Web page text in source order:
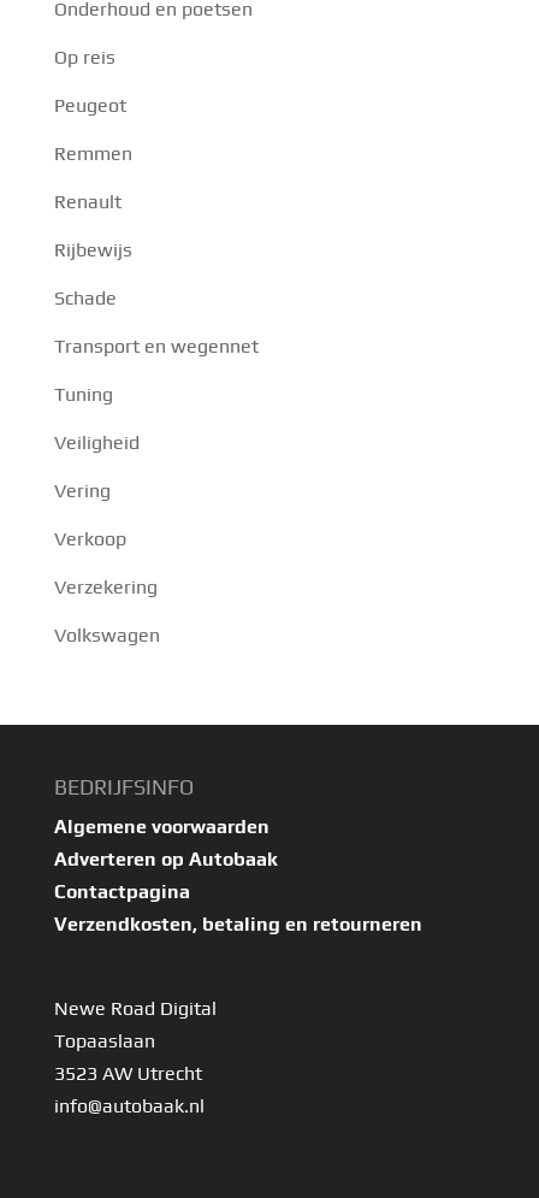
Onderhoud en poetsen
Op reis
Peugeot
Remmen
Renault
Rijbewijs
Schade
Transport en wegennet
Tuning
Veiligheid
Vering
Verkoop
Verzekering
Volkswagen
BEDRIJFSINFO
Algemene voorwaarden
Adverteren op Autobaak
Contactpagina
Verzendkosten, betaling en retourneren
Newe Road Digital
Topaaslaan
3523 AW Utrecht
info@autobaak.nl